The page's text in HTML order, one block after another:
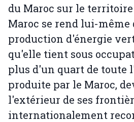
du Maroc sur le territoire
Maroc se rend lui-même
production d'énergie
qu'elle tient sous
plus d'un quart de toute
produite par le Maroc,
l'extérieur de ses
internationalement